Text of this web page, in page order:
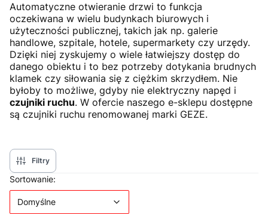
Automatyczne otwieranie drzwi to funkcja
oczekiwana w wielu budynkach biurowych i
użyteczności publicznej, takich jak np. galerie
handlowe, szpitale, hotele, supermarkety czy urzędy.
Dzięki niej zyskujemy o wiele łatwiejszy dostęp do
danego obiektu i to bez potrzeby dotykania brudnych
klamek czy siłowania się z ciężkim skrzydłem. Nie
byłoby to możliwe, gdyby nie elektryczny napęd i
czujniki ruchu. W ofercie naszego e-sklepu dostępne
są czujniki ruchu renomowanej marki GEZE.
Filtry
Lista produktów
Sortowanie:
Domyślne